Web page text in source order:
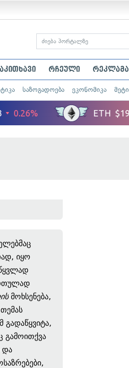
რჩეული რეკლამა
საზოგადოება ეკონომიკა მეტი
იყო
მოხსენება,
გადაწყვიტა,
გამოითქვა
და